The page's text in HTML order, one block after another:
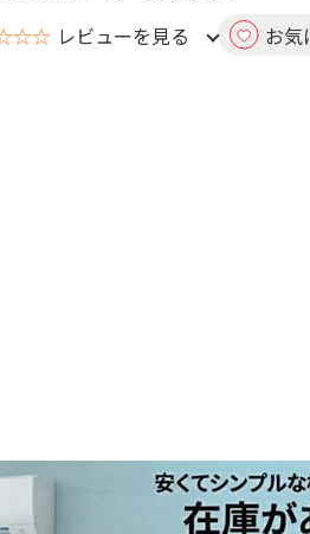
レビューを見る お気